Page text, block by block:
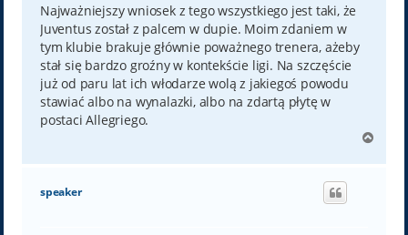
Najważniejszy wniosek z tego wszystkiego jest taki, że
Juventus został z palcem w dupie. Moim zdaniem w
tym klubie brakuje głównie poważnego trenera, ażeby
stał się bardzo groźny w kontekście ligi. Na szczęście
już od paru lat ich włodarze wolą z jakiegoś powodu
stawiać albo na wynalazki, albo na zdartą płytę w
postaci Allegriego.
g
speaker